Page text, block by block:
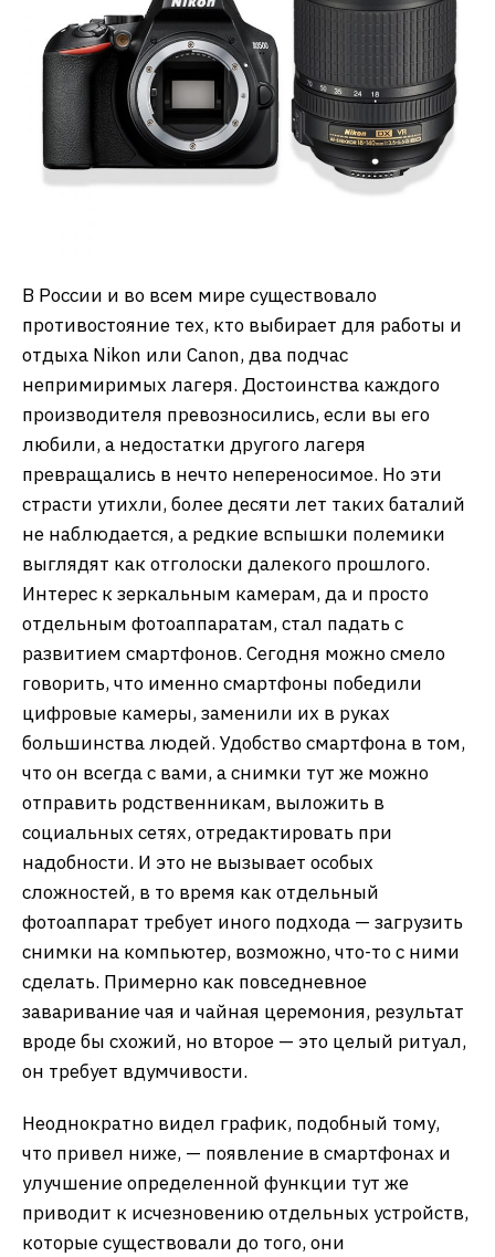
В России и во всем мире существовало
противостояние тех, кто выбирает для работы и
отдыха Nikon или Canon, два подчас
непримиримых лагеря. Достоинства каждого
производителя превозносились, если вы его
любили, а недостатки другого лагеря
превращались в нечто непереносимое. Но эти
страсти утихли, более десяти лет таких баталий
не наблюдается, а редкие вспышки полемики
выглядят как отголоски далекого прошлого.
Интерес к зеркальным камерам, да и просто
отдельным фотоаппаратам, стал падать с
развитием смартфонов. Сегодня можно смело
говорить, что именно смартфоны победили
цифровые камеры, заменили их в руках
большинства людей. Удобство смартфона в том,
что он всегда с вами, а снимки тут же можно
отправить родственникам, выложить в
социальных сетях, отредактировать при
надобности. И это не вызывает особых
сложностей, в то время как отдельный
фотоаппарат требует иного подхода — загрузить
снимки на компьютер, возможно, что-то с ними
сделать. Примерно как повседневное
заваривание чая и чайная церемония, результат
вроде бы схожий, но второе — это целый ритуал,
он требует вдумчивости.
Неоднократно видел график, подобный тому,
что привел ниже, — появление в смартфонах и
улучшение определенной функции тут же
приводит к исчезновению отдельных устройств,
которые существовали до того, они